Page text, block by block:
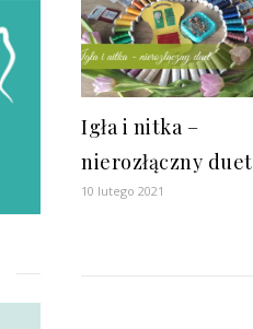
Igła i nitka –
nierozłączny duet
10 lutego 2021